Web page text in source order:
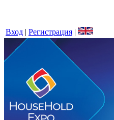
Вход | Регистрация |